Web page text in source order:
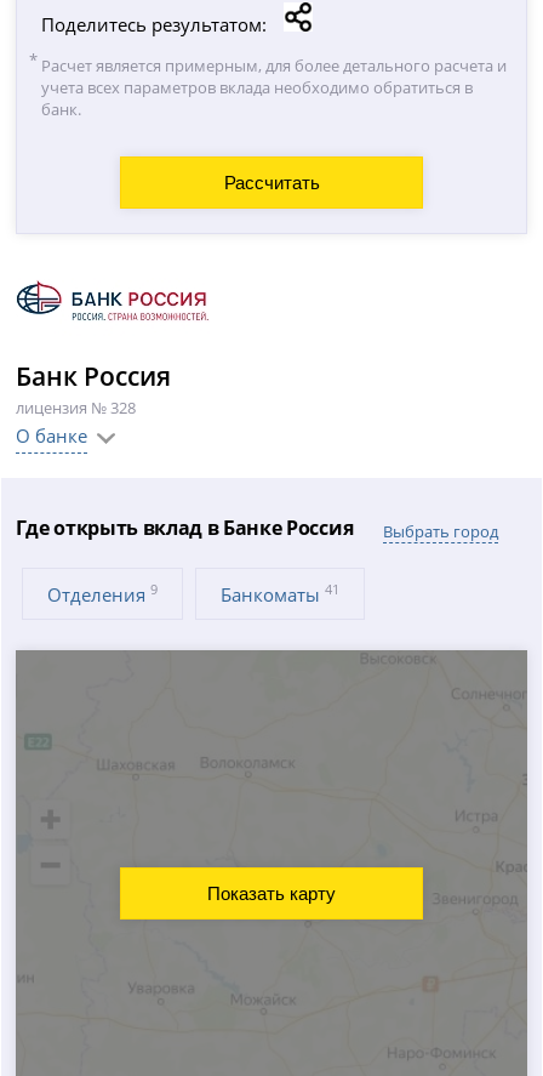
Поделитесь результатом:
Расчет является примерным, для более детального расчета и
учета всех параметров вклада необходимо обратиться в
банк.
Банк Россия
лицензия № 328
О банке
Где открыть вклад в Банке Россия Выбрать город
Отделения9 Банкоматы41
Показать карту